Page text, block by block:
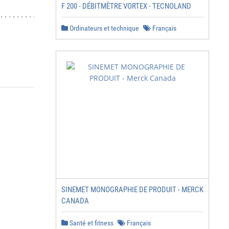
25
F 200 - DÉBITMÈTRE VORTEX - TECNOLAND
Ordinateurs et technique Français
SINEMET MONOGRAPHIE DE PRODUIT - MERCK
CANADA
Santé et fitness Français